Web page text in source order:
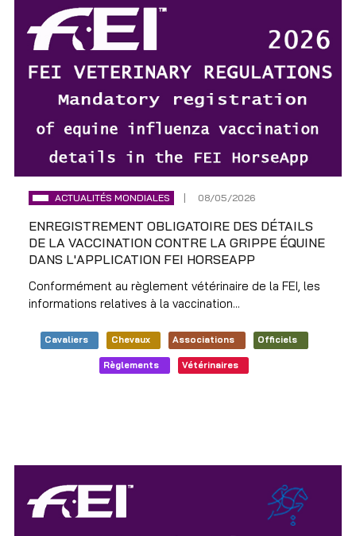
ACTUALITÉS MONDIALES 08/05/2026
ENREGISTREMENT OBLIGATOIRE DES DÉTAILS
DE LA VACCINATION CONTRE LA GRIPPE ÉQUINE
DANS L'APPLICATION FEI HORSEAPP
Conformément au règlement vétérinaire de la FEI, les
informations relatives à la vaccination...
Cavaliers Chevaux Associations Officiels
Règlements Vétérinaires